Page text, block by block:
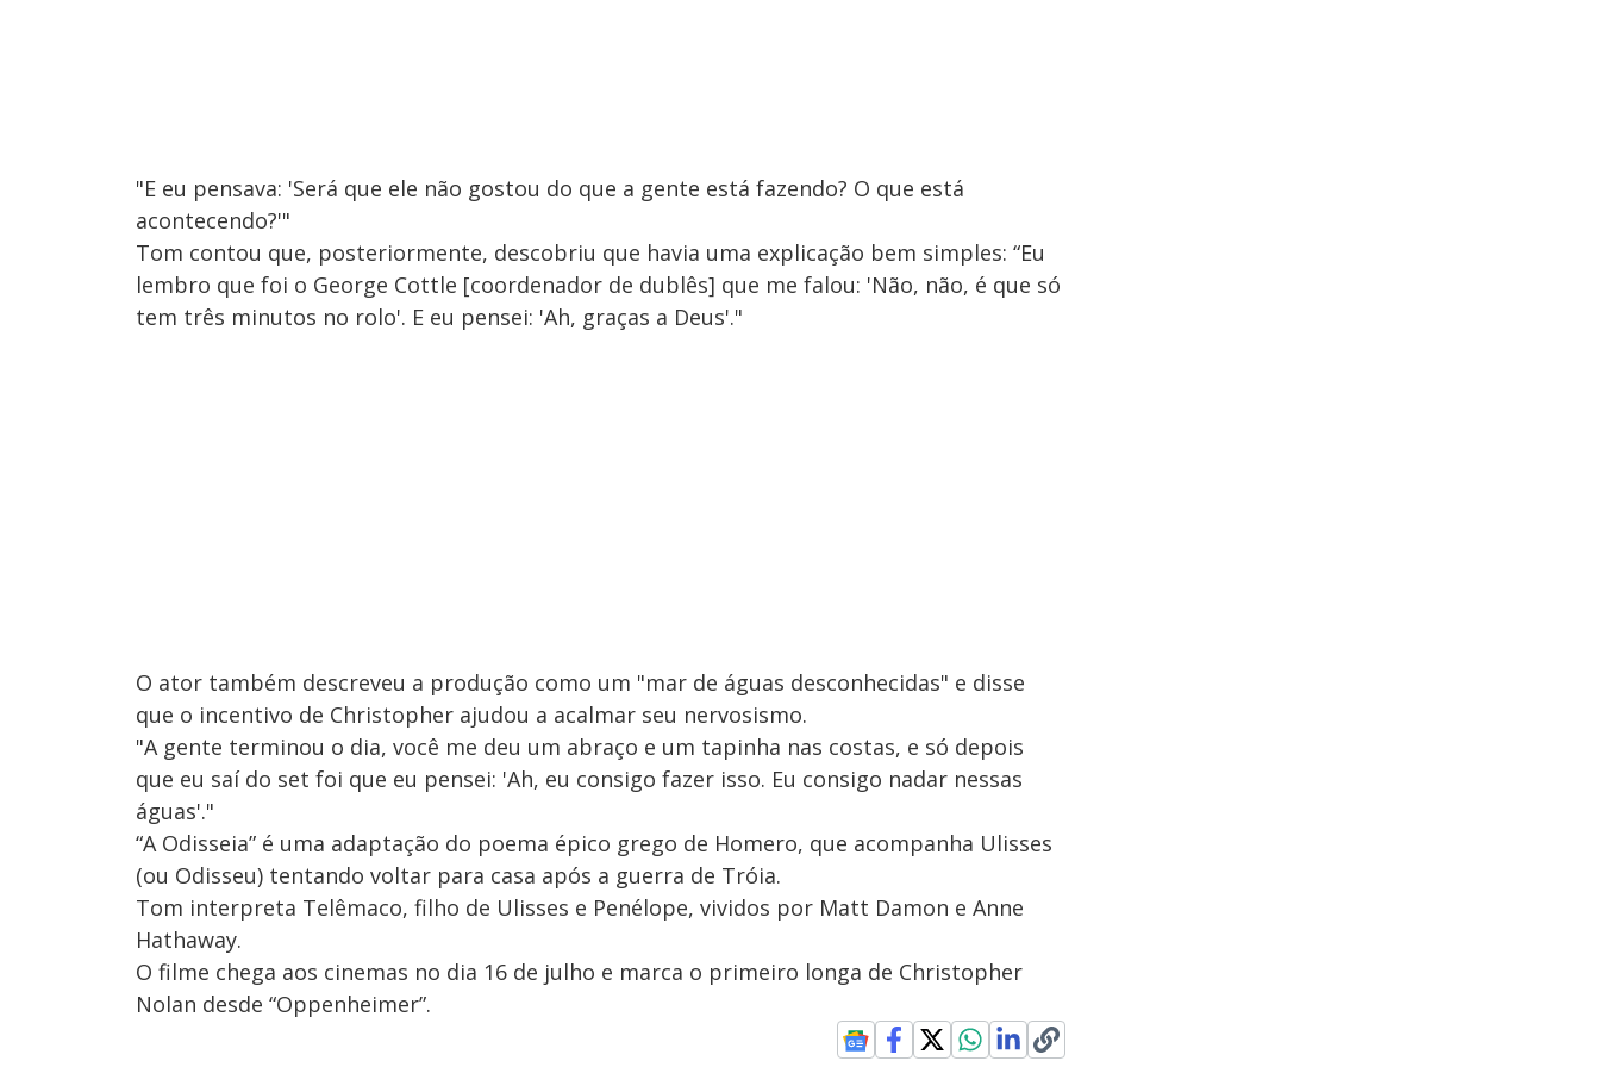
"E eu pensava: 'Será que ele não gostou do que a gente está fazendo? O que está
acontecendo?'"
Tom contou que, posteriormente, descobriu que havia uma explicação bem simples: “Eu
lembro que foi o George Cottle [coordenador de dublês] que me falou: 'Não, não, é que só
tem três minutos no rolo'. E eu pensei: 'Ah, graças a Deus'."
O ator também descreveu a produção como um "mar de águas desconhecidas" e disse
que o incentivo de Christopher ajudou a acalmar seu nervosismo.
"A gente terminou o dia, você me deu um abraço e um tapinha nas costas, e só depois
que eu saí do set foi que eu pensei: 'Ah, eu consigo fazer isso. Eu consigo nadar nessas
águas'."
“A Odisseia” é uma adaptação do poema épico grego de Homero, que acompanha Ulisses
(ou Odisseu) tentando voltar para casa após a guerra de Tróia.
Tom interpreta Telêmaco, filho de Ulisses e Penélope, vividos por Matt Damon e Anne
Hathaway.
O filme chega aos cinemas no dia 16 de julho e marca o primeiro longa de Christopher
Nolan desde “Oppenheimer”.